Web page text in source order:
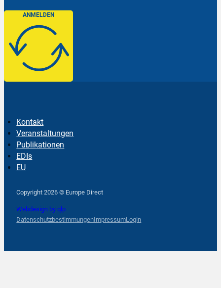
ANMELDEN
Kontakt
Veranstaltungen
Publikationen
EDIs
EU
Copyright 2026 © Europe Direct
Webdesign by qlp
DatenschutzbestimmungenImpressumLogin